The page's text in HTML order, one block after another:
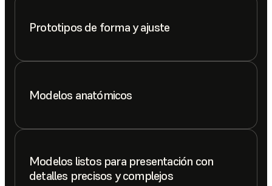
Prototipos de forma y ajuste
Modelos anatómicos
Modelos listos para presentación con
detalles precisos y complejos